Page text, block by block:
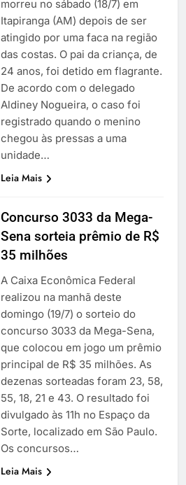
morreu no sábado (18/7) em
Itapiranga (AM) depois de ser
atingido por uma faca na região
das costas. O pai da criança, de
24 anos, foi detido em flagrante.
De acordo com o delegado
Aldiney Nogueira, o caso foi
registrado quando o menino
chegou às pressas a uma
unidade…
Leia Mais
Concurso 3033 da Mega-
Sena sorteia prêmio de R$
35 milhões
A Caixa Econômica Federal
realizou na manhã deste
domingo (19/7) o sorteio do
concurso 3033 da Mega-Sena,
que colocou em jogo um prêmio
principal de R$ 35 milhões. As
dezenas sorteadas foram 23, 58,
55, 18, 21 e 43. O resultado foi
divulgado às 11h no Espaço da
Sorte, localizado em São Paulo.
Os concursos…
Leia Mais